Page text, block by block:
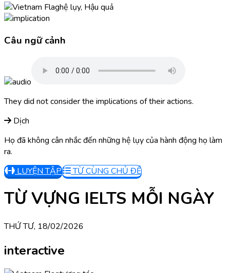
hệ lụy, Hậu quả
Câu ngữ cảnh
They did not consider the implications of their actions.
Dịch
Họ đã không cân nhắc đến những hệ lụy của hành động họ làm
ra.
LUYỆN TẬP
TỪ CÙNG CHỦ ĐỀ
TỪ VỰNG IELTS MỖI NGÀY
THỨ TƯ, 18/02/2026
interactive